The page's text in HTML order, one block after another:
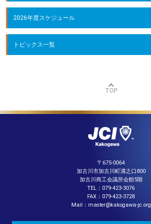
2026年度スケジュール
トピックス一覧
TOP
〒675-0064
加古川市加古川町溝之口800
加古川商工会議所会館5階
TEL：079-423-3076
FAX：079-423-3728
Mail：master@kakogawa-jc.org